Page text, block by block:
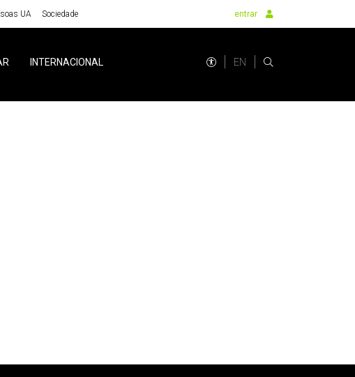
UA Sociedade entrar
INTERNACIONAL EN